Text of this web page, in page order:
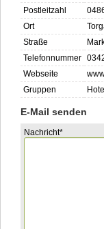
Postleitzahl
Ort
Straße
Telefonnummer
Webseite
Gruppen
E-Mail senden
Pflichtfeld
Nachricht*